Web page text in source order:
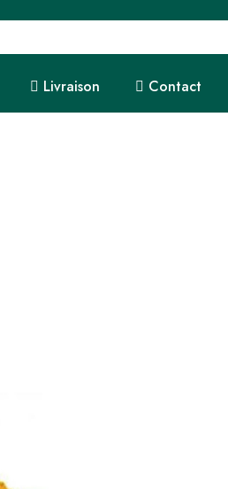
Livraison Contact